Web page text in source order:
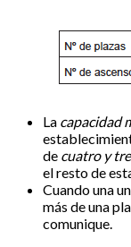
La capacidad
de cuatro y
el resto de
Cuando una
más de una
comunique.